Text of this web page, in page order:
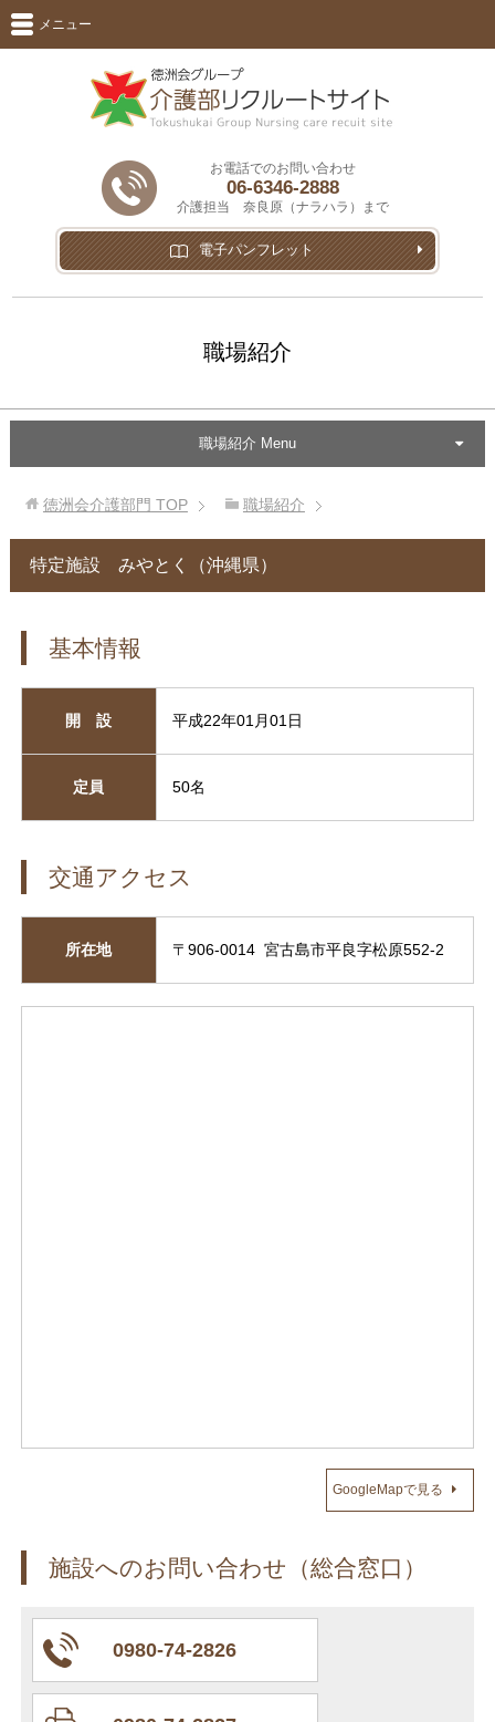
メニュー
お電話でのお問い合わせ
06-6346-2888
介護担当 奈良原（ナラハラ）まで
電子パンフレット
職場紹介
徳洲会介護部門 TOP 職場紹介
特定施設 みやとく（沖縄県）
基本情報
開 設 平成22年01月01日
定員 50名
交通アクセス
所在地 〒906-0014 宮古島市平良字松原552-2
GoogleMapで見る
施設へのお問い合わせ（総合窓口）
0980-74-2826
職場紹介 Menu